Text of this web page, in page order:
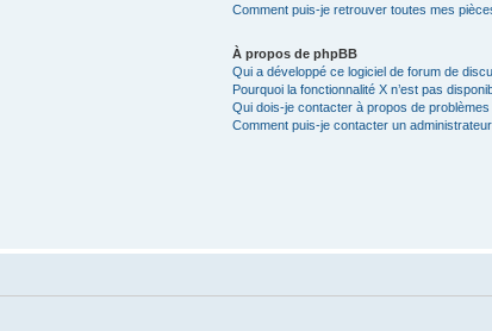
Comment puis-je retrouver toutes mes
À propos de phpBB
Qui a développé ce logiciel de forum de
Pourquoi la fonctionnalité X n’est pas
Qui dois-je contacter à propos de
Comment puis-je contacter un